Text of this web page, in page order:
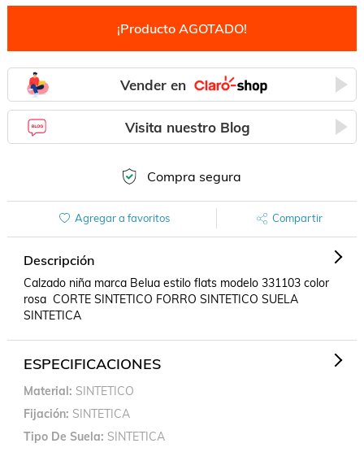
¡Producto AGOTADO!
Vender en
Visita nuestro Blog
Compra segura
Agregar a favoritos Compartir
Descripción
Calzado niña marca Belua estilo flats modelo 331103 color
rosa  CORTE SINTETICO FORRO SINTETICO SUELA
SINTETICA
ESPECIFICACIONES
Material SINTETICO
Fijación SINTETICA
Tipo De Suela SINTETICA